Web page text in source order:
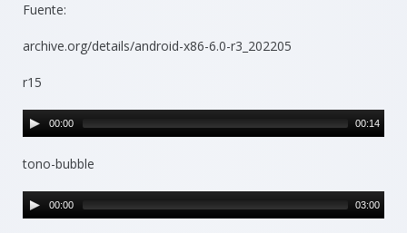
Fuente:
archive.org/details/android-x86-6.0-r3_202205
r15
00:00 00:14
tono-bubble
00:00 03:00